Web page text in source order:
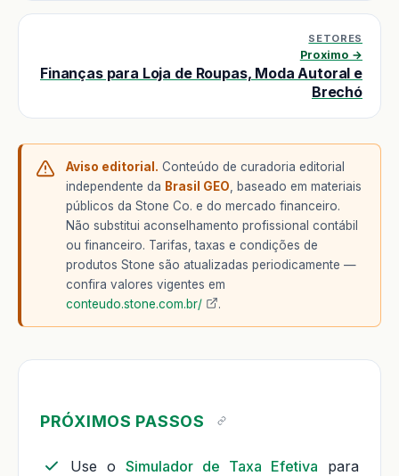
SETORES
Proximo →
Finanças para Loja de Roupas, Moda Autoral e
Brechó
Aviso editorial. Conteúdo de curadoria editorial
independente da Brasil GEO , baseado em materiais
públicos da Stone Co. e do mercado financeiro.
Não substitui aconselhamento profissional contábil
ou financeiro. Tarifas, taxas e condições de
produtos Stone são atualizadas periodicamente —
confira valores vigentes em
conteudo.stone.com.br/
.
PRÓXIMOS PASSOS
Use o Simulador de Taxa Efetiva para